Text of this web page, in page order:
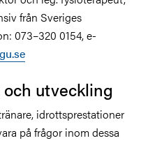
från Sveriges
073–320 0154, e-
utveckling
idrottsprestationer
på frågor inom dessa